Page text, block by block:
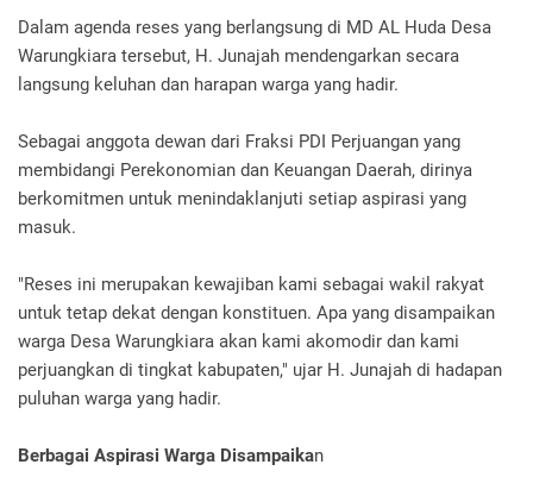
Dalam agenda reses yang berlangsung di MD AL Huda Desa
Warungkiara tersebut, H. Junajah mendengarkan secara
langsung keluhan dan harapan warga yang hadir.
Sebagai anggota dewan dari Fraksi PDI Perjuangan yang
membidangi Perekonomian dan Keuangan Daerah, dirinya
berkomitmen untuk menindaklanjuti setiap aspirasi yang
masuk.
"Reses ini merupakan kewajiban kami sebagai wakil rakyat
untuk tetap dekat dengan konstituen. Apa yang disampaikan
warga Desa Warungkiara akan kami akomodir dan kami
perjuangkan di tingkat kabupaten," ujar H. Junajah di hadapan
puluhan warga yang hadir.
Berbagai Aspirasi Warga Disampaikan